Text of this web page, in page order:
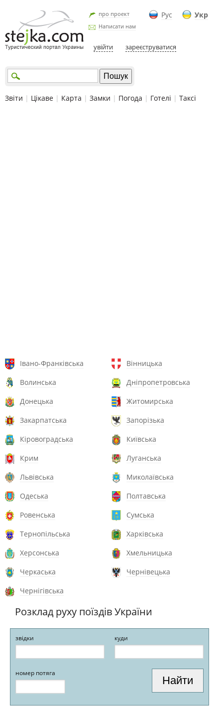
Рус Укр
про проект
Написати нам
увійти зареєструватися
Звіти | Цікаве | Карта | Замки | Погода | Готелі | Таксі
Івано-Франківська
Вінницька
Волинська
Дніпропетровська
Донецька
Житомирська
Закарпатська
Запорізька
Кіровоградська
Київська
Крим
Луганська
Львівська
Миколаївська
Одеська
Полтавська
Ровенська
Сумська
Тернопільська
Харківська
Херсонська
Хмельницька
Черкаська
Чернівецька
Чернігівська
Розклад руху поїздів України
звідки куди
номер потяга